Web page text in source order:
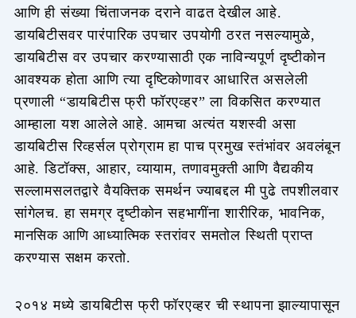
आणि ही संख्या चिंताजनक दराने वाढत देखील आहे.
डायबिटीसवर पारंपारिक उपचार उपयोगी ठरत नसल्यामुळे,
डायबिटीस वर उपचार करण्यासाठी एक नाविन्यपूर्ण दृष्टीकोन
आवश्यक होता आणि त्या दृष्टिकोणावर आधारित असलेली
प्रणाली “डायबिटीस फ्री फॉरएव्हर” ला विकसित करण्यात
आम्हाला यश आलेले आहे. आमचा अत्यंत यशस्वी असा
डायबिटीस रिव्हर्सल प्रोग्राम हा पाच प्रमुख स्तंभांवर अवलंबून
आहे. डिटॉक्स, आहार, व्यायाम, तणावमुक्ती आणि वैद्यकीय
सल्लामसलतद्वारे वैयक्तिक समर्थन ज्याबद्दल मी पुढे तपशीलवार
सांगेलच. हा समग्र दृष्टीकोन सहभागींना शारीरिक, भावनिक,
मानसिक आणि आध्यात्मिक स्तरांवर समतोल स्थिती प्राप्त
करण्यास सक्षम करतो.
२०१४ मध्ये डायबिटीस फ्री फॉरएव्हर ची स्थापना झाल्यापासून